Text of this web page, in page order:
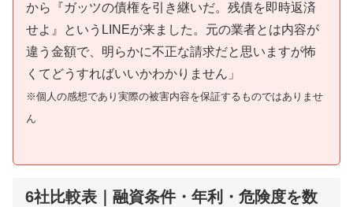
から『ガッツの債権を引き継いだ。残債を即時返済
せよ』というLINEが来ました。元の業者とは内容が
違う金額で、明らかに不正な請求だと思いますが怖
くてどうすればいいかわかりません」
※個人の感想であり実際の被害内容を保証するものではありませ
ん
6社比較表｜融資条件・年利・危険度を数